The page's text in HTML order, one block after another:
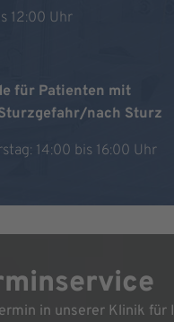
12:00 Uhr
für Patienten mit
nach Sturz
14:00 bis 16:00 Uhr
in unserer Klinik für